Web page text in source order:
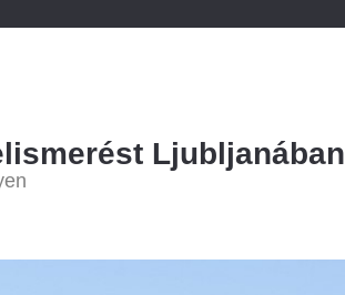
Ljubljanában